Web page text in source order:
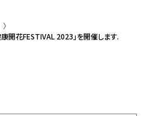
開花FESTIVAL 2023」を開催します.